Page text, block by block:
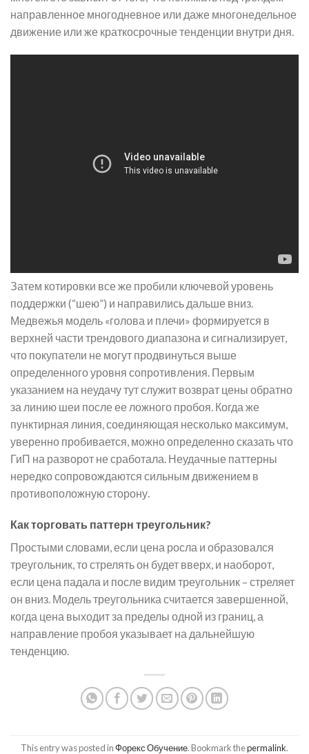
направленное многодневное или даже многонедельное
движение или же краткосрочные тенденции внутри дня.
Затем котировки все же пробили ключевой уровень
поддержки (“шею”) и направились дальше вниз.
Медвежья модель «голова и плечи» формируется в
верхней части трендового диапазона и сигнализирует,
что покупатели не могут продвинуться выше
определенного уровня сопротивления. Первым
указанием на неудачу тут служит возврат цены обратно
за линию шеи после ее ложного пробоя. Когда же
пунктирная линия, соединяющая несколько максимум,
уверенно пробивается, можно определенно сказать что
ГиП на разворот не сработала. Неудачные паттерны
нередко сопровождаются сильным движением в
противоположную сторону.
Как торговать паттерн треугольник?
Простыми словами, если цена росла и образовался
треугольник, то стрелять он будет вверх, и наоборот,
если цена падала и после видим треугольник – стреляет
он вниз. Модель треугольника считается завершенной,
когда цена выходит за пределы одной из границ, а
направление пробоя указывает на дальнейшую
тенденцию.
This entry was posted inФорекс Обучение. Bookmark thepermalink.